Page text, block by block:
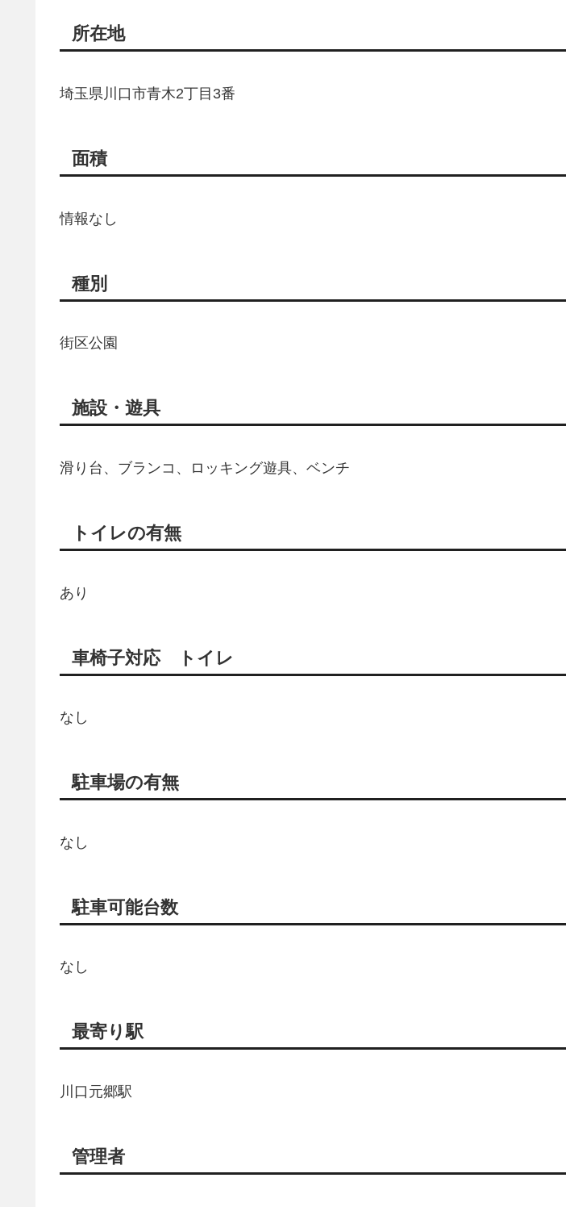
所在地
埼玉県川口市青木2丁目3番
面積
情報なし
種別
街区公園
施設・遊具
滑り台、ブランコ、ロッキング遊具、ベンチ
トイレの有無
あり
車椅子対応 トイレ
なし
駐車場の有無
なし
駐車可能台数
なし
最寄り駅
川口元郷駅
管理者